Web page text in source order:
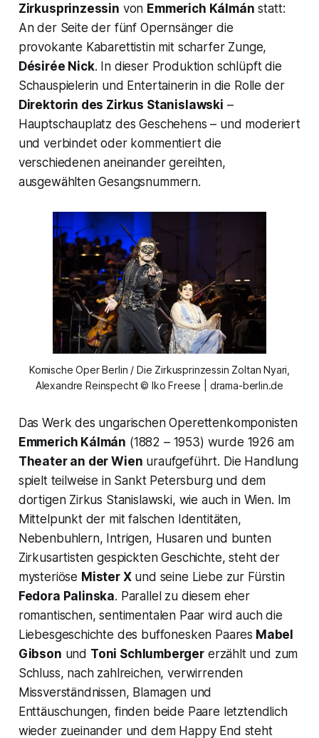
Zirkusprinzessin von Emmerich Kálmán statt:
An der Seite der fünf Opernsänger die
provokante Kabarettistin mit scharfer Zunge,
Désirée Nick. In dieser Produktion schlüpft die
Schauspielerin und Entertainerin in die Rolle der
Direktorin des Zirkus Stanislawski –
Hauptschauplatz des Geschehens – und moderiert
und verbindet oder kommentiert die
verschiedenen aneinander gereihten,
ausgewählten Gesangsnummern.
Komische Oper Berlin / Die Zirkusprinzessin Zoltan Nyari,
Alexandre Reinspecht © Iko Freese | drama-berlin.de
Das Werk des ungarischen Operettenkomponisten
Emmerich Kálmán (1882 – 1953) wurde 1926 am
Theater an der Wien uraufgeführt. Die Handlung
spielt teilweise in Sankt Petersburg und dem
dortigenZirkus Stanislawski, wie auch in Wien. Im
Mittelpunkt der mit falschen Identitäten,
Nebenbuhlern, Intrigen, Husaren und bunten
Zirkusartisten gespickten Geschichte, steht der
mysteriöse Mister Xund seine Liebe zur Fürstin
Fedora Palinska. Parallel zu diesem eher
romantischen, sentimentalen Paar wird auch die
Liebesgeschichte des buffonesken Paares Mabel
Gibson und Toni Schlumberger erzählt und zum
Schluss, nach zahlreichen, verwirrenden
Missverständnissen, Blamagen und
Enttäuschungen, finden beide Paare letztendlich
wieder zueinander und dem Happy End steht